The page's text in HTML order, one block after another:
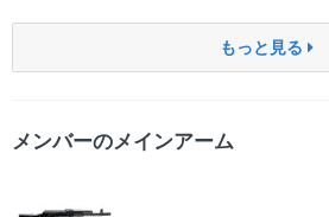
もっと見る
メンバーのメインアーム